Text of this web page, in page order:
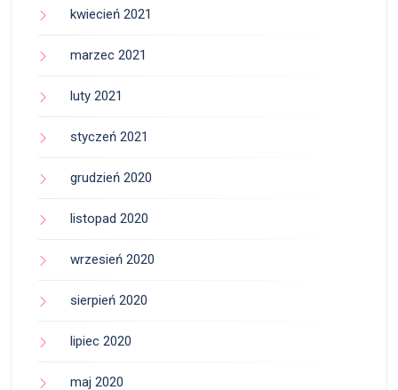
kwiecień 2021
marzec 2021
luty 2021
styczeń 2021
grudzień 2020
listopad 2020
wrzesień 2020
sierpień 2020
lipiec 2020
maj 2020